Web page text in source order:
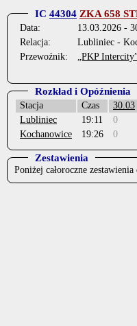
IC 44304 ZKA 658
Data:
13.03.2026 -
Relacja:
Lubliniec -
Przewoźnik:
„PKP
Rozkład i Opóźnienia
Stacja Czas 30.03
Lubliniec
19:11 0
Kochanowice
19:26 0
Zestawienia
Poniżej całoroczne